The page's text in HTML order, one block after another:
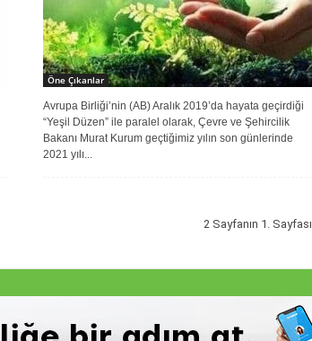
Öne Çıkanlar
Avrupa Birliği’nin (AB) Aralık 2019’da hayata geçirdiği
“Yeşil Düzen” ile paralel olarak, Çevre ve Şehircilik
Bakanı Murat Kurum geçtiğimiz yılın son günlerinde
2021 yılı...
2 Sayfanın 1. Sayfası